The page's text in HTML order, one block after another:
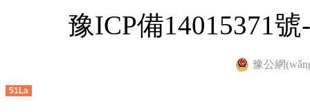
豫ICP備14015371號
豫公網
51La